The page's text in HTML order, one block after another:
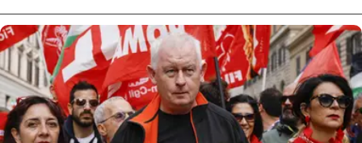
Lombardia
Marche
Piemonte
Puglia
Sardegna
Sicilia